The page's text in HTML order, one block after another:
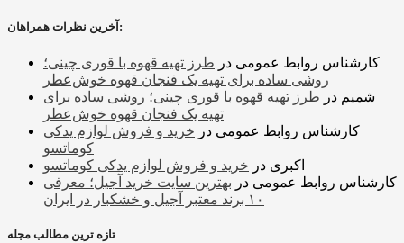
آخرین نظرات همراهان:
کارشناس روابط عمومی در طرز تهیه قهوه با قوری چینی؛
روشی ساده برای تهیه یک فنجان قهوه خوش‌عطر
شمیم در طرز تهیه قهوه با قوری چینی؛ روشی ساده برای
تهیه یک فنجان قهوه خوش‌عطر
کارشناس روابط عمومی در خرید و فروش لوازم یدکی
کوماتسو
اکبری در خرید و فروش لوازم یدکی کوماتسو
کارشناس روابط عمومی در بهترین سایت خرید آجیل؛ معرفی
۱۰ برند معتبر آجیل و خشکبار در ایران
تازه ترین مطالب مجله